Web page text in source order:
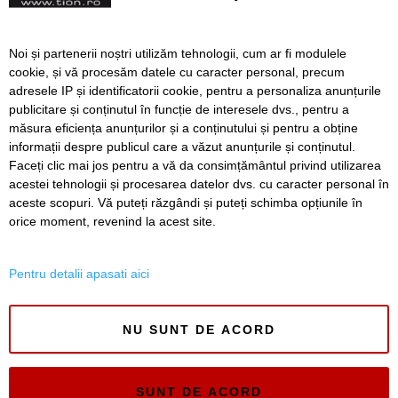
UPDATE. Incendiu de
proporții la un atelier de
mobilă din Timișoara
Înapoi Înainte
SERVICII Redactia
Folosinta Cookie-urilor
Noi și partenerii noștri utilizăm tehnologii, cum ar fi modulele
cookie, și vă procesăm datele cu caracter personal, precum
adresele IP și identificatorii cookie, pentru a personaliza anunțurile
publicitare și conținutul în funcție de interesele dvs., pentru a
măsura eficiența anunțurilor și a conținutului și pentru a obține
informații despre publicul care a văzut anunțurile și conținutul.
Faceți clic mai jos pentru a vă da consimțământul privind utilizarea
acestei tehnologii și procesarea datelor dvs. cu caracter personal în
aceste scopuri. Vă puteți răzgândi și puteți schimba opțiunile în
orice moment, revenind la acest site.
Pentru detalii apasati aici
NU SUNT DE ACORD
SUNT DE ACORD